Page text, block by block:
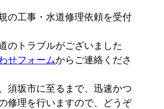
の工事・水道修理依頼を受付
のトラブルがございました
せフォームからご連絡くださ
須坂市に至るまで、迅速かつ
修理を行いますので、どうぞ